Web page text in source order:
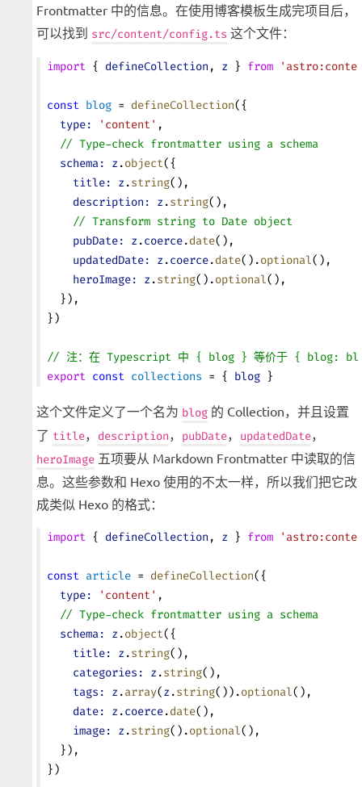
Frontmatter 中的信息。在使用博客模板生成完项目后，
可以找到 src/content/config.ts 这个文件：
import { defineCollection , z } from
const blog = defineCollection({
  type:
'content' ,
  // Type-check frontmatter using a schema
  schema:
z .object({
    title:
z .string(),
    description:
z .string(),
    // Transform string to Date object
    pubDate:
z .coerce.date(),
    updatedDate:
z .coerce.date().optional(),
    heroImage:
z .string().optional(),
  }),
})
// 注：在 Typescript 中 { blog } 等价于 { blog:
export const collections = { blog }
这个文件定义了一个名为 blog 的 Collection，并且设置
了 title， description， pubDate， updatedDate，
heroImage 五项要从 Markdown Frontmatter 中读取的信
息。这些参数和 Hexo 使用的不太一样，所以我们把它改
成类似 Hexo 的格式：
import { defineCollection , z } from
const article = defineCollection({
  type:
'content' ,
  // Type-check frontmatter using a schema
  schema:
z .object({
    title:
z .string(),
    categories:
z .string(),
    tags:
z .array(z .string()).optional(),
    date:
z .coerce.date(),
    image:
z .string().optional(),
  }),
})